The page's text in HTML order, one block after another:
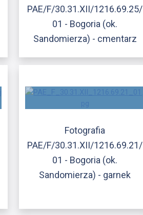
PAE/F/30.31.XII/1216.69.25/
01 - Bogoria (ok.
Sandomierza) - cmentarz
Fotografia
PAE/F/30.31.XII/1216.69.21/
01 - Bogoria (ok.
Sandomierza) - garnek